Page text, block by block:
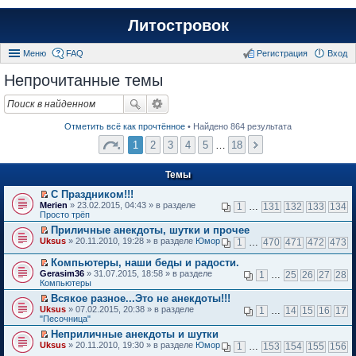
Литостровок
Меню FAQ Вход
Регистрация
Непрочитанные темы
Отметить всё как прочтённое • Найдено 864 результата
1 2 3 4 5 18
Темы
П
е
р
й
и
к
п
е
р
в
о
м
у
н
С Праздником!!!
1 … 131 132 133 134
Merien » 23.02.2015, 04:43 » в разделе
Просто трёп
П
р
е
й
т
и
к
п
е
р
в
Приличные анекдоты, шутки и прочее
1 … 470 471 472 473
Uksus » 20.11.2010, 19:28 » в разделе Юмор
П
е
р
е
й
т
и
к
п
Компьютеры, наши беды и радости.
1 … 25 26 27 28
Gerasim36 » 31.07.2015, 18:58 » в разделе
Компьютеры
П
е
р
е
й
Всякое разное...Это не анекдоты!!!
1 … 14 15 16 17
Uksus » 07.02.2015, 20:38 » в разделе
"Песочница"
П
Неприличные анекдоты и шутки
1 … 153 154 155 156
Uksus » 20.11.2010, 19:30 » в разделе Юмор